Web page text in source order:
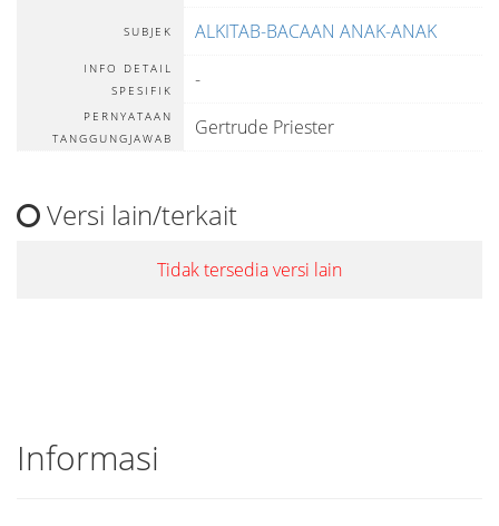
SUBJEK ALKITAB-BACAAN ANAK-ANAK
INFO DETAIL
SPESIFIK
-
PERNYATAAN
TANGGUNGJAWAB
Gertrude Priester
Versi lain/terkait
Tidak tersedia versi lain
Informasi